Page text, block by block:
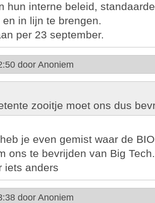
hun interne beleid,
in lijn te brengen.
per 23 september.
door Anoniem
zooitje moet ons dus
je even gemist waar de
ons te bevrijden van Big
iets anders
door Anoniem